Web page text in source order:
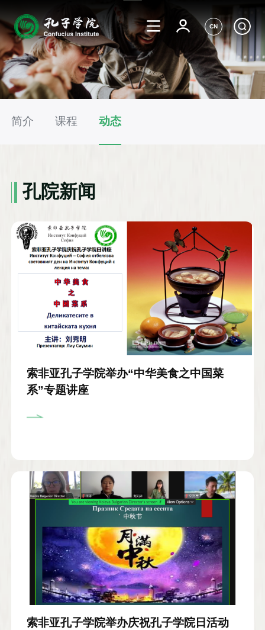
CN
简介 课程 动态
孔院新闻
索非亚孔子学院举办“中华美食之中国菜
系”专题讲座
索非亚孔子学院举办庆祝孔子学院日活动